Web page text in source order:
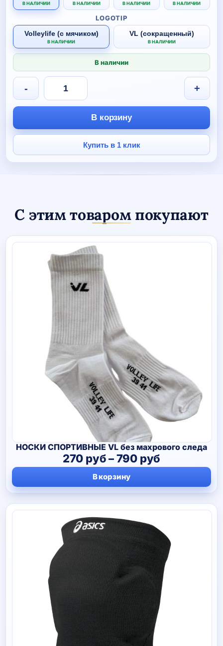
В НАЛИЧИИ В НАЛИЧИИ В НАЛИЧИИ В НАЛИЧИИ
LOGOTIP
Volleylife (с мячиком)
В НАЛИЧИИ
VL (сокращенный)
В НАЛИЧИИ
В наличии
Количество
товара
Тренировочный
костюм
СИНИЙ
ИНДИГО
детский
- +
В корзину
Купить в 1 клик
С этим товаром покупают
НОСКИ СПОРТИВНЫЕ VL без махрового следа
270 руб–790 руб
цен:
270 руб
–
790 руб
В корзину